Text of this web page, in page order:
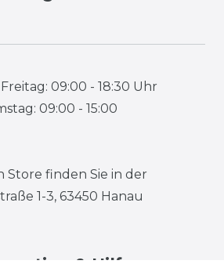
09:00 - 18:30 Uhr
09:00 - 15:00
Store finden Sie in der
1-3, 63450 Hanau
& Hilfe